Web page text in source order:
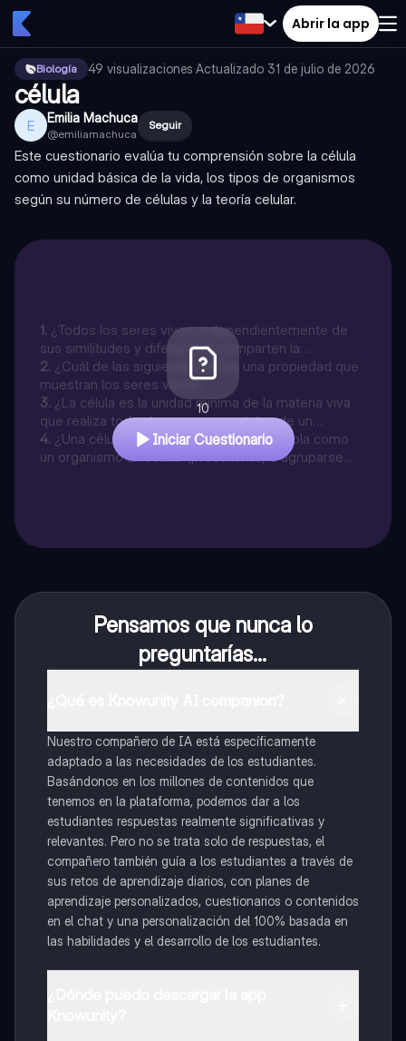
Abrir la app
Biología 49 visualizaciones·Actualizado 31 de julio de 2026
célula
E Emilia Machuca
@emiliamachuca
Seguir
Este cuestionario evalúa tu comprensión sobre la célula
como unidad básica de la vida, los tipos de organismos
según su número de células y la teoría celular.
1. ¿Todos los seres vivos, independientemente de
sus similitudes y diferencias, comparten la
característica de estar formados por una o más
células?
2. ¿Cuál de las siguientes NO es una propiedad que
muestran los seres vivos?
3. ¿La célula es la unidad mínima de la materia viva
que realiza todos los procesos vitales de un
organismo?
4. ¿Una célula puede constituirse por sí sola como
un organismo unicelular (procarionte) o agruparse
10
Iniciar Cuestionario
Pensamos que nunca lo
preguntarías...
Nuestro compañero de IA está específicamente
adaptado a las necesidades de los estudiantes.
Basándonos en los millones de contenidos que
tenemos en la plataforma, podemos dar a los
estudiantes respuestas realmente significativas y
relevantes. Pero no se trata solo de respuestas, el
compañero también guía a los estudiantes a través de
sus retos de aprendizaje diarios, con planes de
aprendizaje personalizados, cuestionarios o contenidos
en el chat y una personalización del 100% basada en
las habilidades y el desarrollo de los estudiantes.